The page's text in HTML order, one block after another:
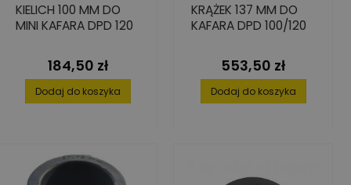
KIELICH 100 MM DO
MINI KAFARA DPD 120
Cena
184,50 zł
Dodaj do koszyka
KRĄŻEK 137 MM DO
KAFARA DPD 100/120
Cena
553,50 zł
Dodaj do koszyka